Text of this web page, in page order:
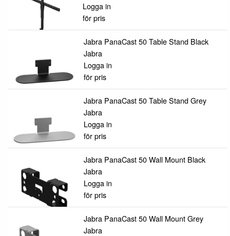
Logga in
för pris
Jabra PanaCast 50 Table Stand Black
Jabra
Logga in
för pris
Jabra PanaCast 50 Table Stand Grey
Jabra
Logga in
för pris
Jabra PanaCast 50 Wall Mount Black
Jabra
Logga in
för pris
Jabra PanaCast 50 Wall Mount Grey
Jabra